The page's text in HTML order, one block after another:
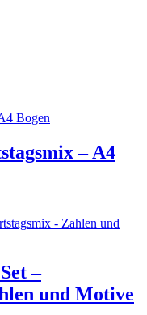
– A4
–
und Motive